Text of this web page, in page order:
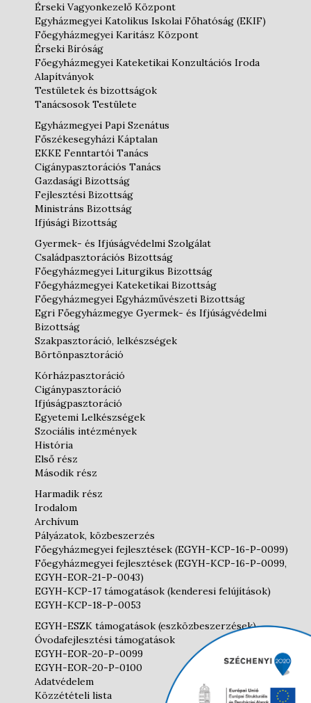
Érseki Vagyonkezelő Központ
Egyházmegyei Katolikus Iskolai Főhatóság (EKIF)
Főegyházmegyei Karitász Központ
Érseki Bíróság
Főegyházmegyei Kateketikai Konzultációs Iroda
Alapítványok
Testületek és bizottságok
Tanácsosok Testülete
Egyházmegyei Papi Szenátus
Főszékesegyházi Káptalan
EKKE Fenntartói Tanács
Cigánypasztorációs Tanács
Gazdasági Bizottság
Fejlesztési Bizottság
Ministráns Bizottság
Ifjúsági Bizottság
Gyermek- és Ifjúságvédelmi Szolgálat
Családpasztorációs Bizottság
Főegyházmegyei Liturgikus Bizottság
Főegyházmegyei Kateketikai Bizottság
Főegyházmegyei Egyházművészeti Bizottság
Egri Főegyházmegye Gyermek- és Ifjúságvédelmi
Bizottság
Szakpasztoráció, lelkészségek
Börtönpasztoráció
Kórházpasztoráció
Cigánypasztoráció
Ifjúságpasztoráció
Egyetemi Lelkészségek
Szociális intézmények
História
Első rész
Második rész
Harmadik rész
Irodalom
Archívum
Pályázatok, közbeszerzés
Főegyházmegyei fejlesztések (EGYH-KCP-16-P-0099)
Főegyházmegyei fejlesztések (EGYH-KCP-16-P-0099,
EGYH-EOR-21-P-0043)
EGYH-KCP-17 támogatások (kenderesi felújítások)
EGYH-KCP-18-P-0053
EGYH-ESZK támogatások (eszközbeszerzések)
Óvodafejlesztési támogatások
EGYH-EOR-20-P-0099
EGYH-EOR-20-P-0100
Adatvédelem
Közzétételi lista